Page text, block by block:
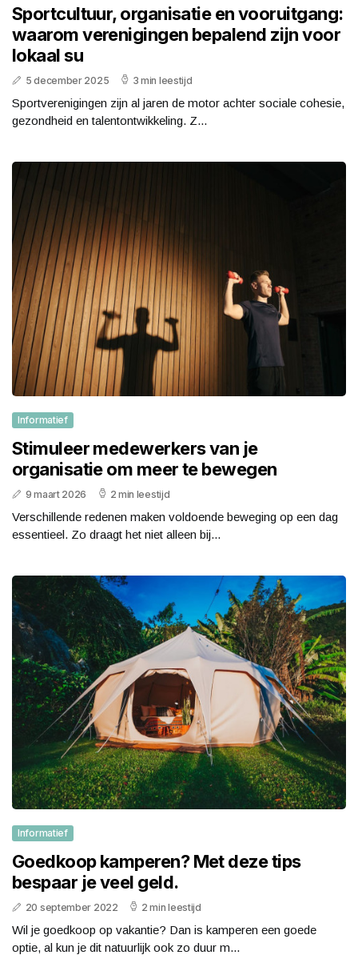
Sportcultuur, organisatie en vooruitgang:
waarom verenigingen bepalend zijn voor
lokaal su
5 december 2025 3 min leestijd
Sportverenigingen zijn al jaren de motor achter sociale cohesie,
gezondheid en talentontwikkeling. Z...
Informatief
Stimuleer medewerkers van je
organisatie om meer te bewegen
9 maart 2026 2 min leestijd
Verschillende redenen maken voldoende beweging op een dag
essentieel. Zo draagt het niet alleen bij...
Informatief
Goedkoop kamperen? Met deze tips
bespaar je veel geld.
20 september 2022 2 min leestijd
Wil je goedkoop op vakantie? Dan is kamperen een goede
optie, al kun je dit natuurlijk ook zo duur m...